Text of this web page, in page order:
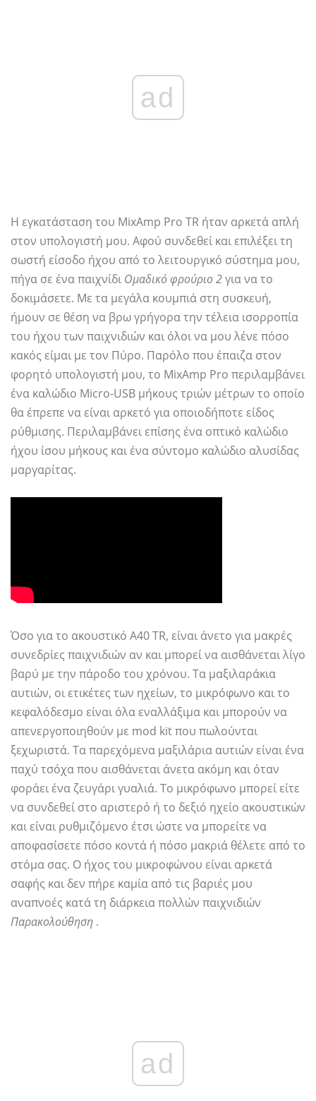
ad
Η εγκατάσταση του MixAmp Pro TR ήταν αρκετά απλή
στον υπολογιστή μου. Αφού συνδεθεί και επιλέξει τη
σωστή είσοδο ήχου από το λειτουργικό σύστημα μου,
πήγα σε ένα παιχνίδι Ομαδικό φρούριο 2για να το
δοκιμάσετε. Με τα μεγάλα κουμπιά στη συσκευή,
ήμουν σε θέση να βρω γρήγορα την τέλεια ισορροπία
του ήχου των παιχνιδιών και όλοι να μου λένε πόσο
κακός είμαι με τον Πύρο. Παρόλο που έπαιζα στον
φορητό υπολογιστή μου, το MixAmp Pro περιλαμβάνει
ένα καλώδιο Micro-USB μήκους τριών μέτρων το οποίο
θα έπρεπε να είναι αρκετό για οποιοδήποτε είδος
ρύθμισης. Περιλαμβάνει επίσης ένα οπτικό καλώδιο
ήχου ίσου μήκους και ένα σύντομο καλώδιο αλυσίδας
μαργαρίτας.
Όσο για το ακουστικό A40 TR, είναι άνετο για μακρές
συνεδρίες παιχνιδιών αν και μπορεί να αισθάνεται λίγο
βαρύ με την πάροδο του χρόνου. Τα μαξιλαράκια
αυτιών, οι ετικέτες των ηχείων, το μικρόφωνο και το
κεφαλόδεσμο είναι όλα εναλλάξιμα και μπορούν να
απενεργοποιηθούν με mod kit που πωλούνται
ξεχωριστά. Τα παρεχόμενα μαξιλάρια αυτιών είναι ένα
παχύ τσόχα που αισθάνεται άνετα ακόμη και όταν
φοράει ένα ζευγάρι γυαλιά. Το μικρόφωνο μπορεί είτε
να συνδεθεί στο αριστερό ή το δεξιό ηχείο ακουστικών
και είναι ρυθμιζόμενο έτσι ώστε να μπορείτε να
αποφασίσετε πόσο κοντά ή πόσο μακριά θέλετε από το
στόμα σας. Ο ήχος του μικροφώνου είναι αρκετά
σαφής και δεν πήρε καμία από τις βαριές μου
αναπνοές κατά τη διάρκεια πολλών παιχνιδιών
Παρακολούθηση .
ad